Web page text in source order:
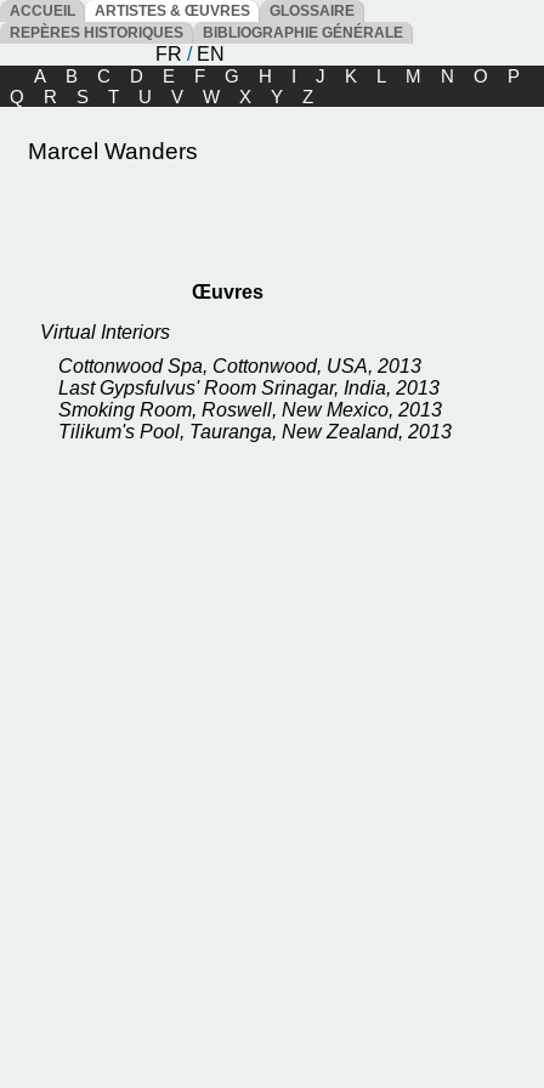
ACCUEIL ARTISTES & ŒUVRES
GLOSSAIRE
REPÈRES HISTORIQUES
BIBLIOGRAPHIE GÉNÉRALE
FR / EN
A
B C D E F G H I J K L M N O
P
Q
R S T U V W X Y Z